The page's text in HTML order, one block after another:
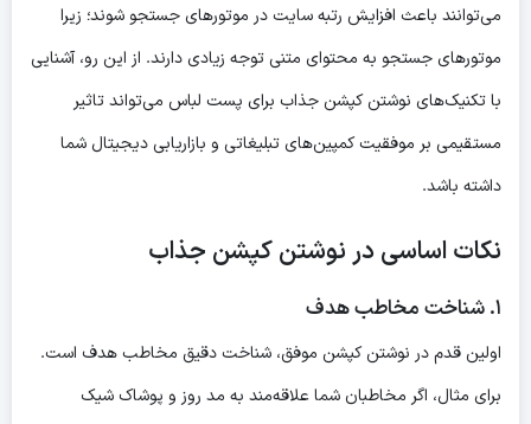
می‌توانند باعث افزایش رتبه سایت در موتورهای جستجو شوند؛ زیرا
موتورهای جستجو به محتوای متنی توجه زیادی دارند. از این رو، آشنایی
با تکنیک‌های نوشتن کپشن جذاب برای پست لباس می‌تواند تاثیر
مستقیمی بر موفقیت کمپین‌های تبلیغاتی و بازاریابی دیجیتال شما
داشته باشد.
نکات اساسی در نوشتن کپشن جذاب
۱. شناخت مخاطب هدف
اولین قدم در نوشتن کپشن موفق، شناخت دقیق مخاطب هدف است.
برای مثال، اگر مخاطبان شما علاقه‌مند به مد روز و پوشاک شیک